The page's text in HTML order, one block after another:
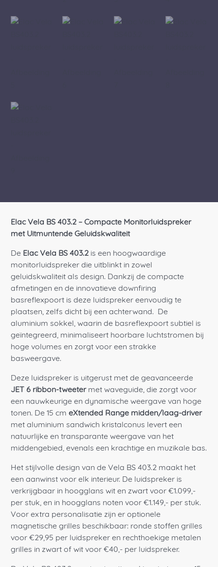
Elac Vela BS 403.2 – Compacte Monitorluidspreker
met Uitmuntende Geluidskwaliteit
De Elac Vela BS 403.2 is een hoogwaardige
monitorluidspreker die uitblinkt in zowel
geluidskwaliteit als design. Dankzij de compacte
afmetingen en de innovatieve downfiring
basreflexpoort is deze luidspreker eenvoudig te
plaatsen, zelfs dicht bij een achterwand.
De
aluminium sokkel, waarin de basreflexpoort subtiel is
geïntegreerd, minimaliseert hoorbare luchtstromen bij
hoge volumes en zorgt voor een strakke
basweergave.
Deze luidspreker is uitgerust met de geavanceerde
JET 6 ribbon-tweetermet waveguide, die zorgt voor
een nauwkeurige en dynamische weergave van hoge
tonen. De 15 cmeXtended Range midden/laag-driver
met aluminium sandwich kristalconus levert een
natuurlijke en transparante weergave van het
middengebied, evenals een krachtige en muzikale bas.
Het stijlvolle design van de Vela BS 403.2 maakt het
een aanwinst voor elk interieur. De luidspreker is
verkrijgbaar in hoogglans wit en zwart voor €1.099,-
per stuk, en in hoogglans noten voor €1.149,- per stuk.
Voor extra personalisatie zijn er optionele
magnetische grilles beschikbaar: ronde stoffen grilles
voor €29,95 per luidspreker en rechthoekige metalen
grilles in zwart of wit voor €40,- per luidspreker.